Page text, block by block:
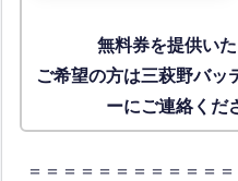
無料券を提供い
ご希望の方は三萩野バッ
ーにご連絡くだ
＝＝＝＝＝＝＝＝＝＝＝